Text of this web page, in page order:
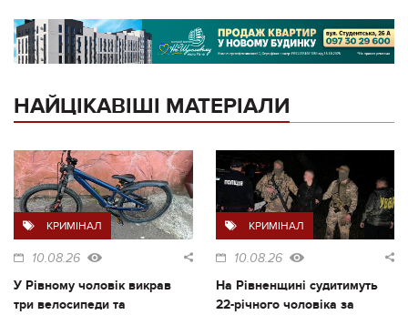
НАЙЦІКАВІШІ МАТЕРІАЛИ
КРИМІНАЛ
10.08.26
У Рівному чоловік викрав
три велосипеди та
КРИМІНАЛ
10.08.26
На Рівненщині судитимуть
22-річного чоловіка за